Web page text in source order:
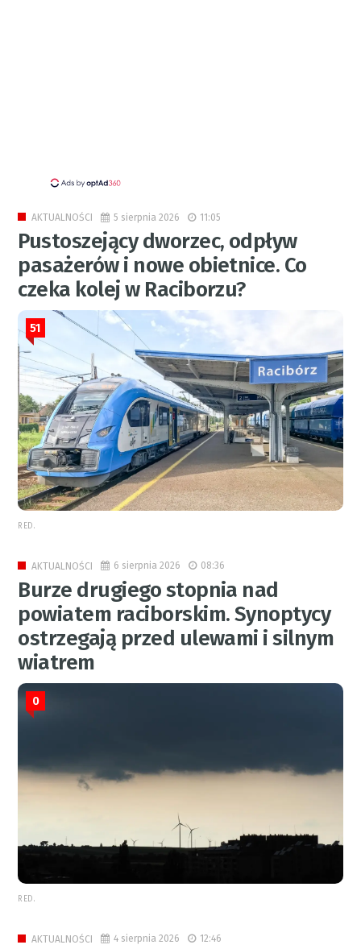
AKTUALNOŚCI 5 sierpnia 2026 11:05
Pustoszejący dworzec, odpływ
pasażerów i nowe obietnice. Co
czeka kolej w Raciborzu?
51
RED.
AKTUALNOŚCI 6 sierpnia 2026 08:36
Burze drugiego stopnia nad
powiatem raciborskim. Synoptycy
ostrzegają przed ulewami i silnym
wiatrem
0
RED.
AKTUALNOŚCI 4 sierpnia 2026 12:46